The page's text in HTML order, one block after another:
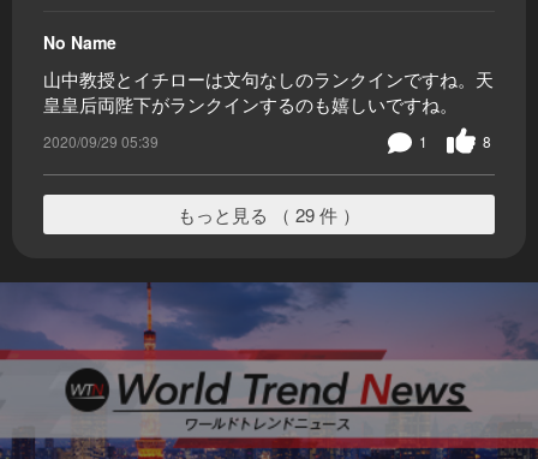
No Name
山中教授とイチローは文句なしのランクインですね。天
皇皇后両陛下がランクインするのも嬉しいですね。
2020/09/29 05:39 8
1
もっと見る （ 29 件 ）